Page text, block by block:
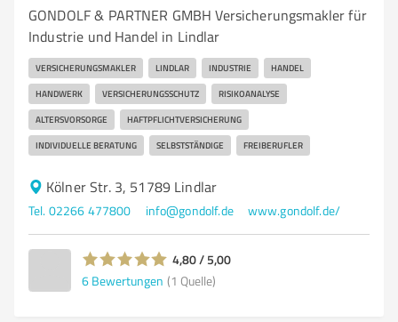
GONDOLF & PARTNER GMBH Versicherungsmakler für
Industrie und Handel in Lindlar
VERSICHERUNGSMAKLER LINDLAR INDUSTRIE HANDEL
HANDWERK VERSICHERUNGSSCHUTZ RISIKOANALYSE
ALTERSVORSORGE HAFTPFLICHTVERSICHERUNG
INDIVIDUELLE BERATUNG SELBSTSTÄNDIGE FREIBERUFLER
Kölner Str. 3, 51789 Lindlar
Tel. 02266 477800 info@gondolf.de www.gondolf.de/
4,80 / 5,00
6 Bewertungen (1 Quelle)